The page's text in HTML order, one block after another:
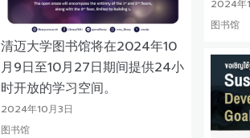
2024年
图书馆
清迈大学图书馆将在2024年10
月9日至10月27日期间提供24小
时开放的学习空间。
2024年10月3日
图书馆